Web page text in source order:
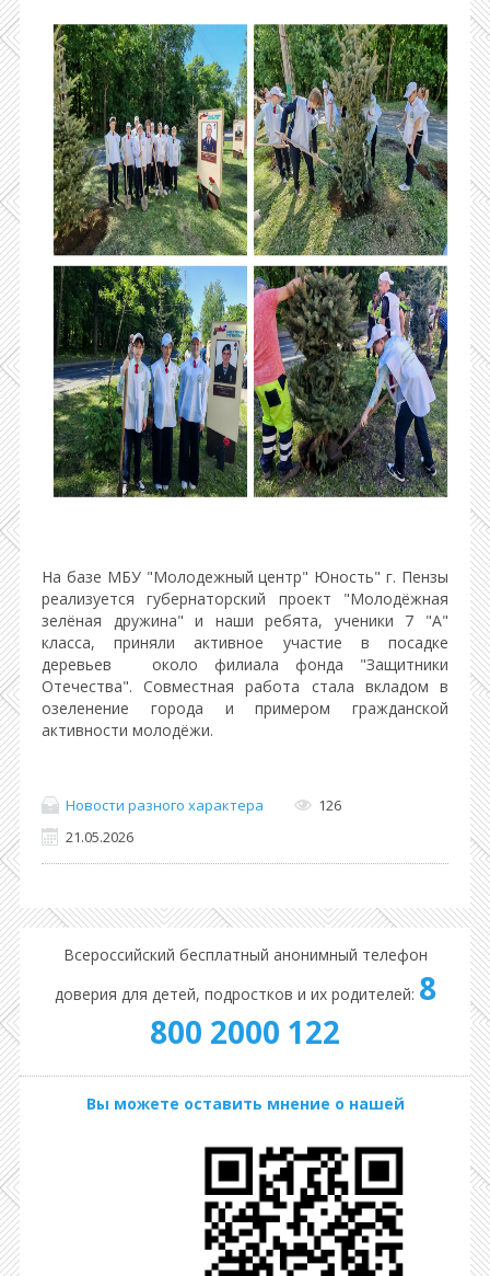
На базе МБУ "Молодежный центр" Юность" г. Пензы
реализуется губернаторский проект "Молодёжная
зелёная дружина" и наши ребята, ученики 7 "А"
класса, приняли активное участие в посадке
деревьев
около филиала фонда "Защитники
Отечества". Совместная работа стала вкладом в
озеленение города и примером гражданской
активности молодёжи.
Новости разного характера
126
21.05.2026
Всероссийский бесплатный анонимный телефон
доверия для детей, подростков и их родителей: 8
800 2000 122
Вы можете оставить мнение о нашей